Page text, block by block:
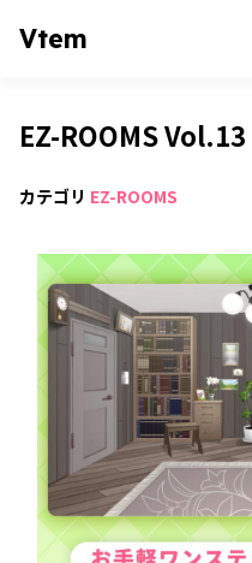
Vtem
EZ-ROOMS Vol.13
カテゴリ EZ-ROOMS